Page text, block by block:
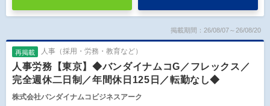
掲載期間：26/08/07～26/08/20
再掲載 人事（採用・労務・教育など）
人事労務【東京】◆バンダイナムコG／フレックス／
完全週休二日制／年間休日125日／転勤なし◆
株式会社バンダイナムコビジネスアーク